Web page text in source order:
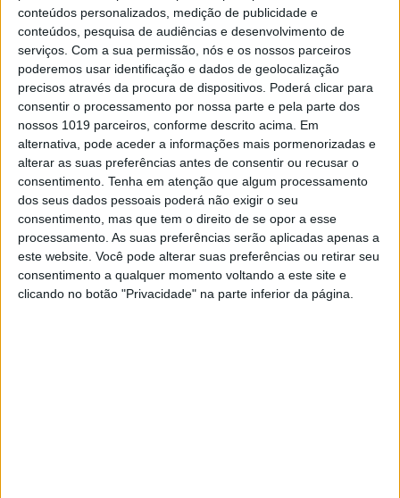
conteúdos personalizados, medição de publicidade e
conteúdos, pesquisa de audiências e desenvolvimento de
serviços. Com a sua permissão, nós e os nossos parceiros
poderemos usar identificação e dados de geolocalização
precisos através da procura de dispositivos. Poderá clicar para
consentir o processamento por nossa parte e pela parte dos
nossos 1019 parceiros, conforme descrito acima. Em
alternativa, pode aceder a informações mais pormenorizadas e
alterar as suas preferências antes de consentir ou recusar o
consentimento. Tenha em atenção que algum processamento
dos seus dados pessoais poderá não exigir o seu
consentimento, mas que tem o direito de se opor a esse
processamento. As suas preferências serão aplicadas apenas a
este website. Você pode alterar suas preferências ou retirar seu
consentimento a qualquer momento voltando a este site e
clicando no botão "Privacidade" na parte inferior da página.
Por fim, a Mobilisights está a expandir a sua base de
clientes, aproveitando os dados de 13,8 milhões de
veículos conectados da Stellantis para oferecer
soluções inovadoras que respeitam a privacidade e
enriquecem as experiências dos clientes. Estas
informações melhoram a gestão de frotas, a experiência
dos condutores, a gestão de tráfego e o planeamento
urbano, promovendo um mundo de transporte mais
inteligente e seguro através de dados personalizados e
anonimizados.